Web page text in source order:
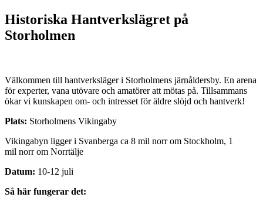
Historiska Hantverkslägret på
Storholmen
Välkommen till hantverksläger i Storholmens järnåldersby. En arena
för experter, vana utövare och amatörer att mötas på. Tillsammans
ökar vi kunskapen om- och intresset för äldre slöjd och hantverk!
Plats: Storholmens Vikingaby
Vikingabyn ligger i Svanberga ca 8 mil norr om Stockholm, 1
mil norr om Norrtälje
Datum: 10-12 juli
Så här fungerar det: